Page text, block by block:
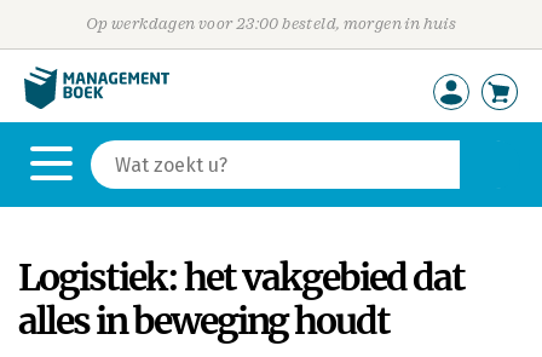
Op werkdagen voor 23:00 besteld, morgen in huis
Logistiek: het vakgebied dat
alles in beweging houdt